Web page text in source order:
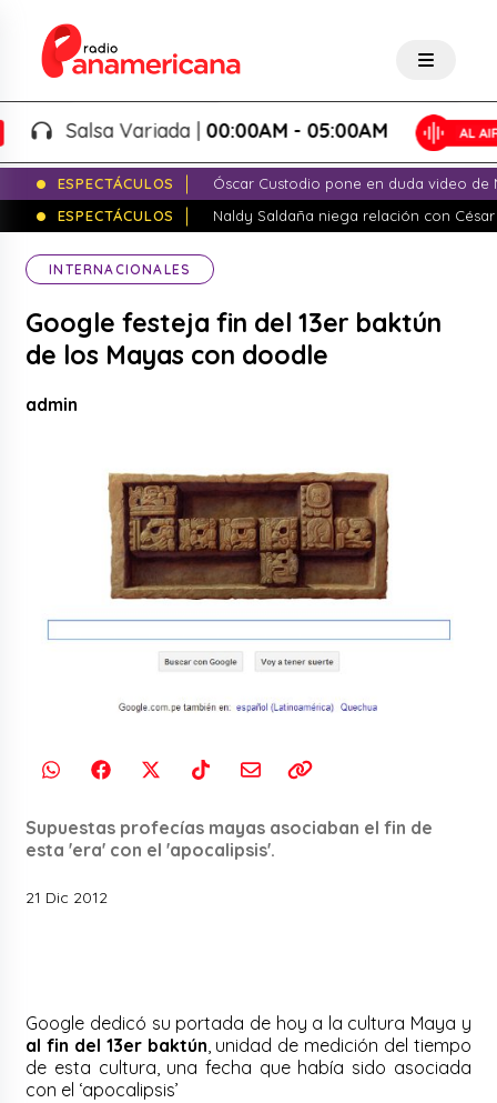
Salsa Variada |00:00AM - 05:00AM
ESPECTÁCULOS
Óscar Custodio pone en duda video de
ESPECTÁCULOS
Naldy Saldaña niega relación con
INTERNACIONALES
Google festeja fin del 13er baktún
de los Mayas con doodle
admin
Supuestas profecías mayas asociaban el fin de
esta 'era' con el 'apocalipsis'.
21 Dic 2012
Google dedicó su portada de hoy a la cultura Maya y
al fin del 13er baktún, unidad de medición del tiempo
de esta cultura, una fecha que había sido asociada
con el ‘apocalipsis’